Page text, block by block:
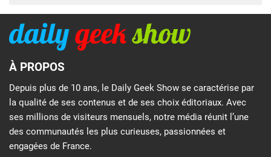
À PROPOS
Depuis plus de 10 ans, le Daily Geek Show se caractérise par
la qualité de ses contenus et de ses choix éditoriaux. Avec
ses millions de visiteurs mensuels, notre média réunit l’une
des communautés les plus curieuses, passionnées et
engagées de France.